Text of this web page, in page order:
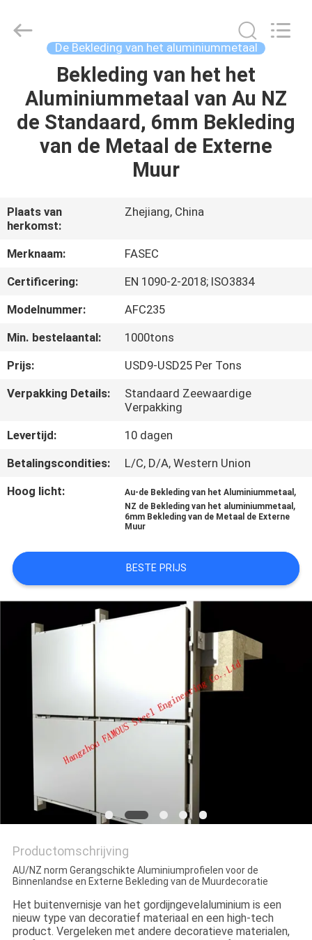
PRODUCTEN
FABRIEKSREIS
KWALITEITSCONTROLE
CONTACTEER
ONS
NIEUWS
GEVALLEN
OM EEN
SITEMAP
POLICY
FASEC
Buildings
De Bekleding van het aluminiummetaal
Bekleding van het het
Aluminiummetaal van Au NZ
de Standaard, 6mm Bekleding
van de Metaal de Externe
Muur
Plaats van
herkomst:
Zhejiang, China
Merknaam:
FASEC
Certificering:
EN 1090-2-2018; ISO3834
Modelnummer:
AFC235
Min. bestelaantal:
1000tons
Prijs:
USD9-USD25 Per Tons
Verpakking Details:
Standaard Zeewaardige
Verpakking
Levertijd:
10 dagen
Betalingscondities:
L/C, D/A, Western Union
Hoog licht:
Au-de Bekleding van het Aluminiummetaal ,
NZ de Bekleding van het aluminiummetaal ,
6mm Bekleding van de Metaal de Externe
Muur
BESTE PRIJS
Productomschrijving
AU/NZ norm Gerangschikte Aluminiumprofielen voor de
Binnenlandse en Externe Bekleding van de Muurdecoratie
Het buitenvernisje van het gordijngevelaluminium is een
nieuw type van decoratief materiaal en een high-tech
product. Vergeleken met andere decoratieve materialen,